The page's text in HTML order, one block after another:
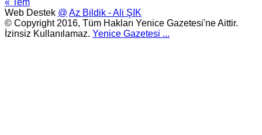
Web Destek @ Az Bildik - Ali ŞIK
© Copyright 2016, Tüm Hakları Yenice Gazetesi'ne Aittir.
İzinsiz Kullanılamaz. Yenice Gazetesi ...